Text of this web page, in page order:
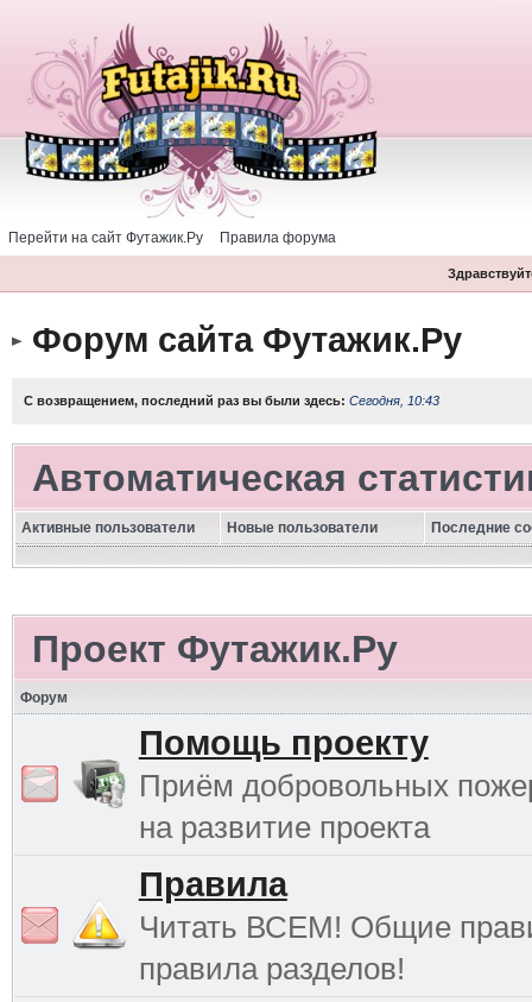
Перейти на сайт Футажик.Ру Правила форума
Форум сайта Футажик.Ру
С возвращением, последний раз вы были здесь: Сегодня, 10:43
Автоматическая
Активные пользователи Новые пользователи Последние
Проект Футажик.Ру
Форум
Помощь проекту
Приём добровольных
на развитие проекта
Правила
Читать ВСЕМ! Общие
правила разделов!